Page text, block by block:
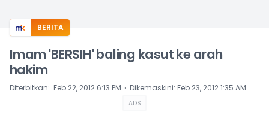
BERITA
Imam 'BERSIH' baling kasut ke arah
hakim
Diterbitkan: Feb 22, 2012 6:13 PM ⋅ Dikemaskini: Feb 23, 2012 1:35 AM
ADS